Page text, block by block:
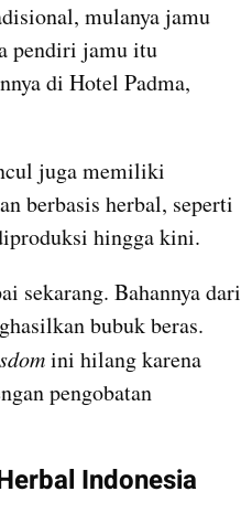
mulanya jamu
pendiri jamu itu
di Hotel Padma,
juga memiliki
berbasis herbal, seperti
hingga kini.
sekarang. Bahannya dari
bubuk beras.
ini hilang karena
pengobatan
Indonesia